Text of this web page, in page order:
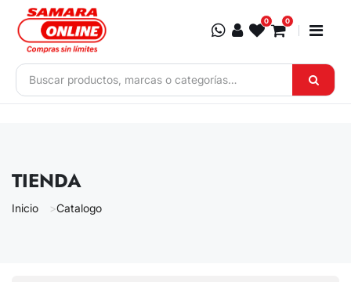
Ir al contenido
0 0
TIENDA
Inicio Catalogo